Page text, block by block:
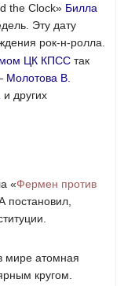
the Clock» Билла
Эту дату
рок-н-ролла.
ЦК КПСС так
Молотова В.
и других
«Фермен против
мире атомная
кругом.